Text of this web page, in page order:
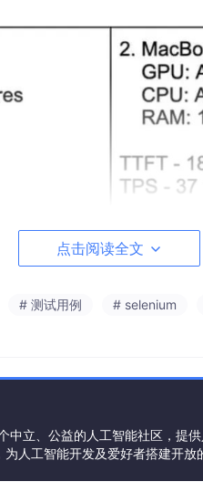
IDE）”，便于进行提示调试
点击阅读全文
# 测试用例 # selenium
中立、公益的人工智能社区，提
人工智能开发及爱好者搭建开放